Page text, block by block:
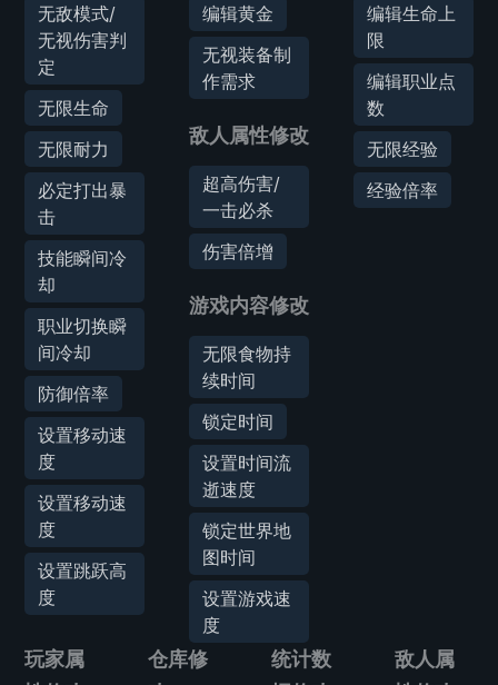
无敌模式/
无视伤害判
定
无限生命
无限耐力
必定打出暴
击
技能瞬间冷
却
职业切换瞬
间冷却
防御倍率
设置移动速
度
设置移动速
度
设置跳跃高
度
编辑黄金
无视装备制
作需求
敌人属性修改
超高伤害/
一击必杀
伤害倍增
游戏内容修改
无限食物持
续时间
锁定时间
设置时间流
逝速度
锁定世界地
图时间
设置游戏速
度
编辑生命上
限
编辑职业点
数
无限经验
经验倍率
玩家属
仓库修
统计数
敌人属